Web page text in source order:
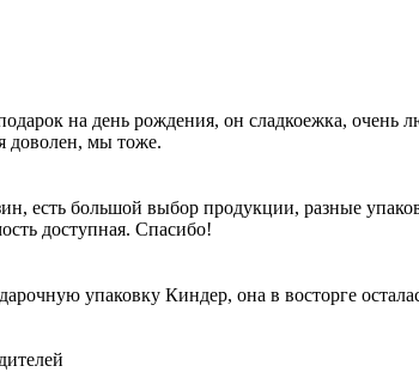
на день рождения, он сладкоежка,
доволен, мы тоже.
есть большой выбор продукции, разные
доступная. Спасибо!
упаковку Киндер, она в восторге